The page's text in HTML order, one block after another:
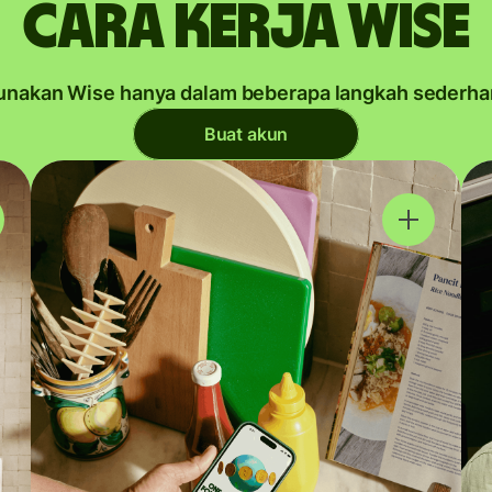
Cara kerja Wise
Wise hanya dalam beberapa langkah
Buat akun